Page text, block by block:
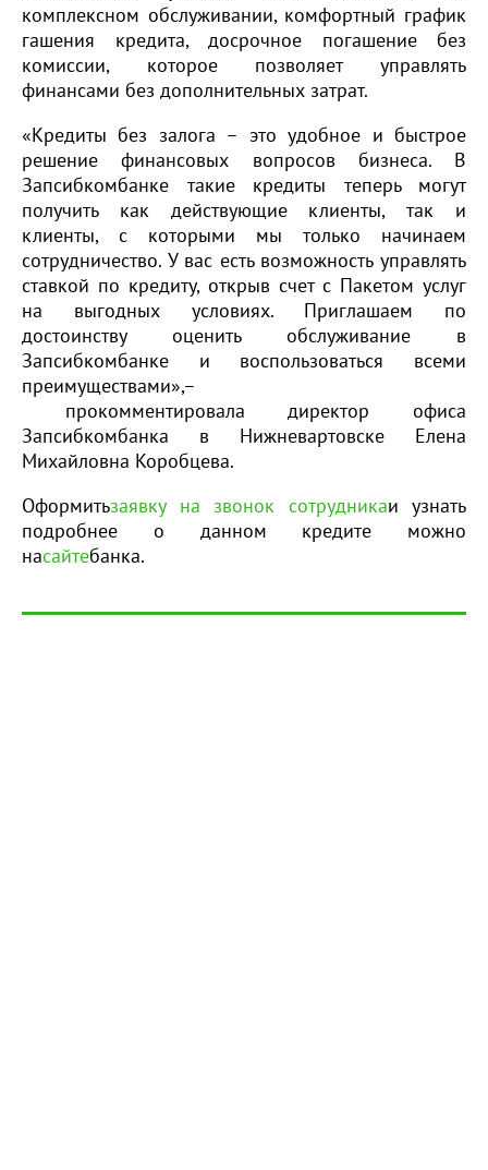
комплексном обслуживании, комфортный график
гашения кредита, досрочное погашение без
комиссии, которое позволяет управлять
финансами без дополнительных затрат.
«Кредиты без залога – это удобное и быстрое
решение финансовых вопросов бизнеса. В
Запсибкомбанке такие кредиты теперь могут
получить как действующие клиенты, так и
клиенты, с которыми мы только начинаем
сотрудничество. У вас есть возможность управлять
ставкой по кредиту, открыв счет с Пакетом услуг
на выгодных условиях. Приглашаем по
достоинству оценить обслуживание в
Запсибкомбанке и воспользоваться всеми
преимуществами»,–
прокомментировала директор офиса
Запсибкомбанка в Нижневартовске Елена
Михайловна Коробцева.
Оформитьзаявку на звонок сотрудникаи узнать
подробнее о данном кредите можно
насайтебанка.